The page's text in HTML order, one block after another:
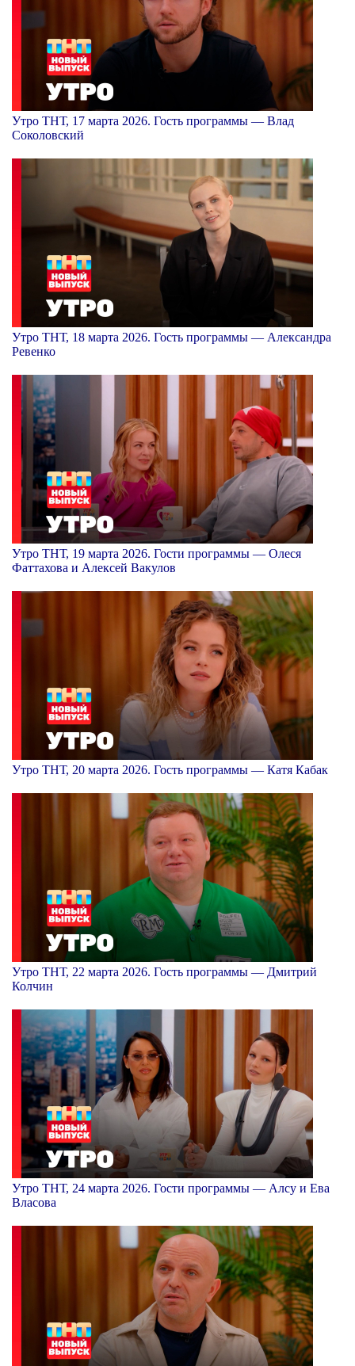
Утро ТНТ, 17 марта 2026. Гость программы — Влад
Соколовский
Утро ТНТ, 18 марта 2026. Гость программы — Александра
Ревенко
Утро ТНТ, 19 марта 2026. Гости программы — Олеся
Фаттахова и Алексей Вакулов
Утро ТНТ, 20 марта 2026. Гость программы — Катя Кабак
Утро ТНТ, 22 марта 2026. Гость программы — Дмитрий
Колчин
Утро ТНТ, 24 марта 2026. Гости программы — Алсу и Ева
Власова